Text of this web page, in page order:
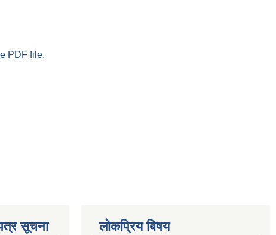
PDF file.
सूचना लोकप्रिय बिषय